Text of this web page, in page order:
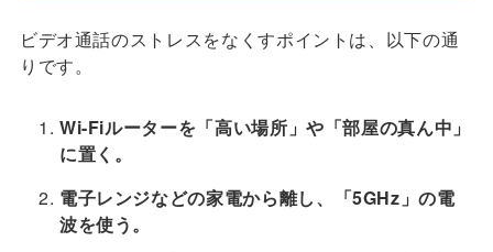
ビデオ通話のストレスをなくすポイントは、以下の通
りです。
Wi-Fiルーターを「高い場所」や「部屋の真ん中」
に置く。
電子レンジなどの家電から離し、「5GHz」の電
波を使う。